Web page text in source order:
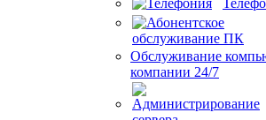
Обслуживание
компании 24/7